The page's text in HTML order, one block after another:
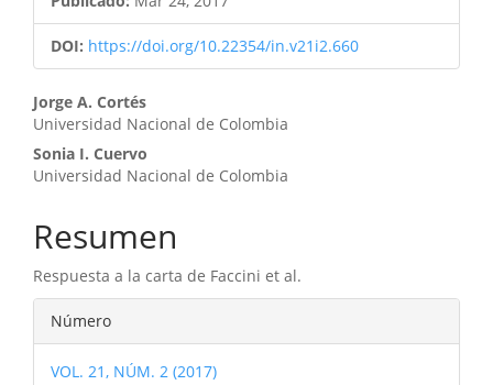
DOI: https://doi.org/10.22354/in.v21i2.660
Contenido
principal
del
artículo
Jorge A. Cortés
Universidad Nacional de Colombia
Sonia I. Cuervo
Universidad Nacional de Colombia
Resumen
Respuesta a la carta de Faccini et al.
Detalles
del
Número
VOL. 21, NÚM. 2 (2017)